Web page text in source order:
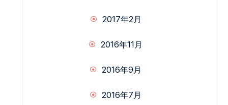
2017年2月
2016年11月
2016年9月
2016年7月